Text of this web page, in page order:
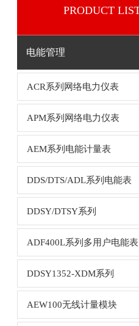
PRODUCT
电能管理
ACR系列网络电力仪表
APM系列网络电力仪表
AEM系列电能计量表
DDS/DTS/ADL系列电能表
DDSY/DTSY系列
ADF400L系列多用户电能表
DDSY1352-XDM系列
AEW100无线计量模块